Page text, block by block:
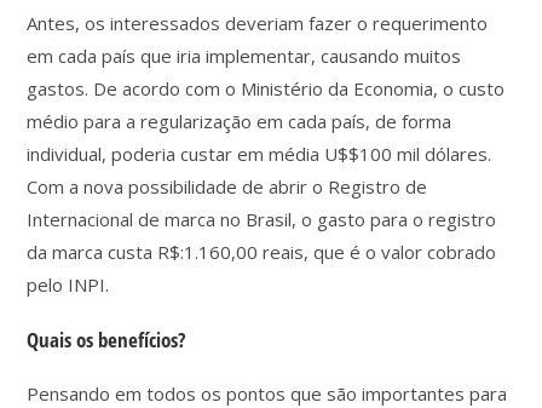
Antes, os interessados deveriam fazer o requerimento
em cada país que iria implementar, causando muitos
gastos. De acordo com o Ministério da Economia, o custo
médio para a regularização em cada país, de forma
individual, poderia custar em média U$$100 mil dólares.
Com a nova possibilidade de abrir o Registro de
Internacional de marca no Brasil, o gasto para o registro
da marca custa R$:1.160,00 reais, que é o valor cobrado
pelo INPI.
Quais os benefícios?
Pensando em todos os pontos que são importantes para